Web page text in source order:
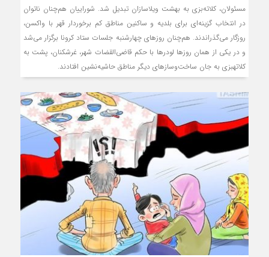
مسئولان، کلاته‌بزی به بهشت ویلاسازان تبدیل شد. شوراییان هم‌چنان ناتوان
در انتخاب گزینه‌ای برای بلدیه و ساکنین مناطق کم برخوردار قهر با واکسن،
روزگار می‌گذراندند. هم‌چنان روزهای چهارشنبه جلسات ستاد کرونا برگزار می‌شد
و در یکی از همان روزها لودرها با حکم قاضی‌القضات شهر، غرش‏کنان، پشت به
کلاته‏بزی به جان ساخت‌وسازهای دیگر مناطق حاشیه‌نشین افتادند.